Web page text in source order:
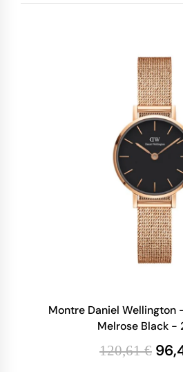
Montre Daniel Wellington
Melrose Black -
120,61 €